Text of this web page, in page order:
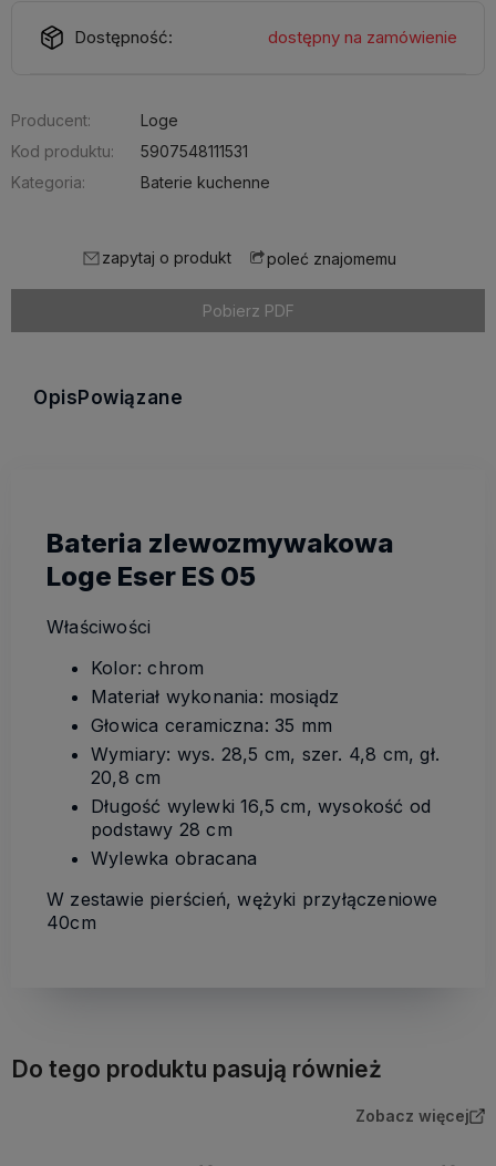
Dostępność: dostępny na zamówienie
Producent:
Loge
Kod produktu:
5907548111531
Kategoria:
Baterie kuchenne
zapytaj o produkt poleć znajomemu
Pobierz PDF
Opis Powiązane
Bateria zlewozmywakowa
Loge Eser ES 05
Właściwości
Kolor: chrom
Materiał wykonania: mosiądz
Głowica ceramiczna: 35 mm
Wymiary: wys. 28,5 cm, szer. 4,8 cm, gł.
20,8 cm
Długość wylewki 16,5 cm, wysokość od
podstawy 28 cm
Wylewka obracana
W zestawie pierścień, wężyki przyłączeniowe
40cm
Do tego produktu pasują również
Zobacz więcej